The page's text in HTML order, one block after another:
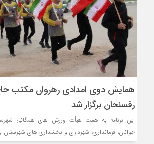
همایش دوی امدادی رهروان مکتب
رفسنجان برگزار شد
این برنامه به همت هیأت ورزش های همگانی
جوانان، فرمانداری، شهرداری و بخشداری های شهرستان